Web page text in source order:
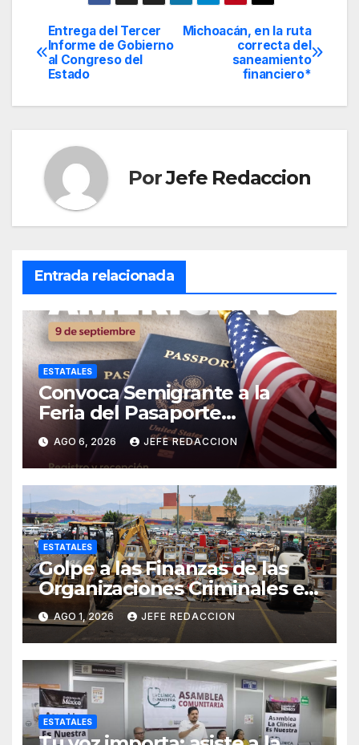
Navegación
de
entradas
Michoacán, en la ruta
correcta del
saneamiento
financiero*
Entrega del Tercer
Informe de Gobierno
al Congreso del
Estado
PorJefe Redaccion
Entrada relacionada
ESTATALES
Convoca Semigrante a la
Feria del Pasaporte
Estadounidense 2026
AGO 6, 2026 JEFE REDACCION
ESTATALES
Golpe a las Finanzas de las
Organizaciones Criminales en
Operativos
Interinstitucionales
AGO 1, 2026 JEFE REDACCION
ESTATALES